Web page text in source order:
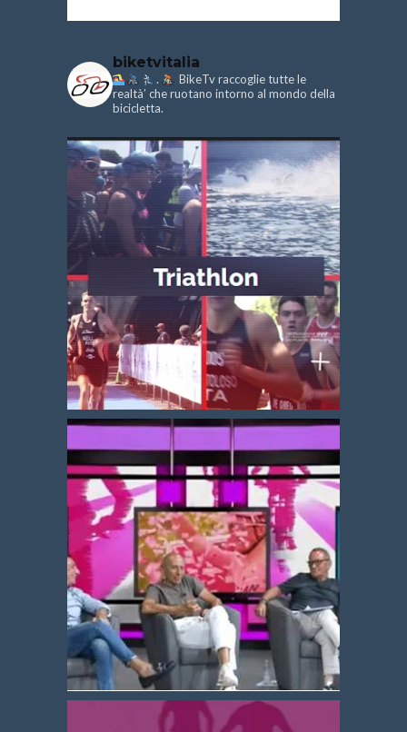
biketvitalia
.
BikeTv raccoglie tutte le
realtà’ che ruotano intorno al mondo della
bicicletta.